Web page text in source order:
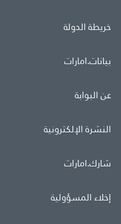
خريطة الدولة
بيانات.امارات
عن البوابة
النشرة الإلكترونية
شارك.امارات
إخلاء المسؤولية